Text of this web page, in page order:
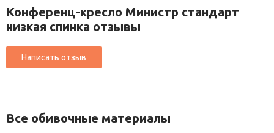
Конференц-кресло Министр стандарт
низкая спинка отзывы
Все обивочные материалы